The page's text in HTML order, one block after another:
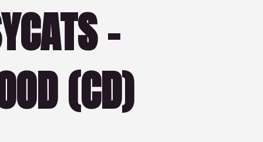
–
(CD)